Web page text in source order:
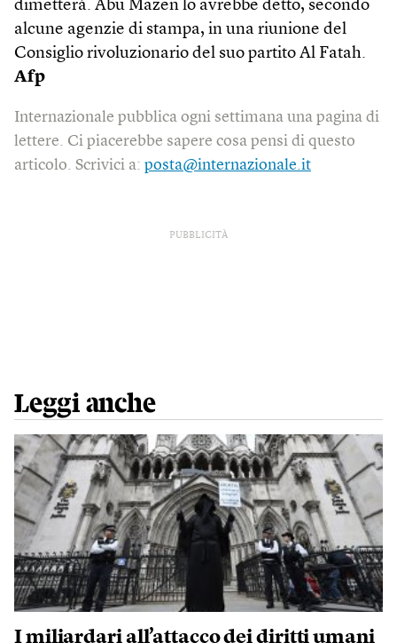
dimetterà. Abu Mazen lo avrebbe detto, secondo
alcune agenzie di stampa, in una riunione del
Consiglio rivoluzionario del suo partito Al Fatah.
Afp
Internazionale pubblica ogni settimana una pagina di
lettere. Ci piacerebbe sapere cosa pensi di questo
articolo. Scrivici a: posta@internazionale.it
PUBBLICITÀ
Leggi anche
I miliardari all’attacco dei diritti umani